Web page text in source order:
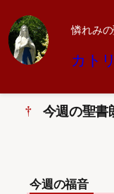
内
容
憐れみ
カト
今週の聖
今週の福音